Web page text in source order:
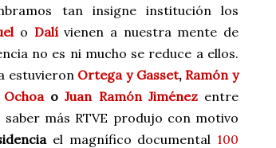
tan insigne institución los
o Dalívienen a nuestra mente de
no es ni mucho se reduce a ellos.
estuvieron Ortega y Gasset,Ramón y
oJuan Ramón Jiménezentre
más RTVE produjo con motivo
el magnífico documental 100